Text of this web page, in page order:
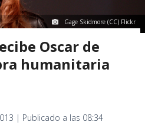
Gage Skidmore (CC) Flickr
Oscar de
humanitaria
| Publicado a las 08:34